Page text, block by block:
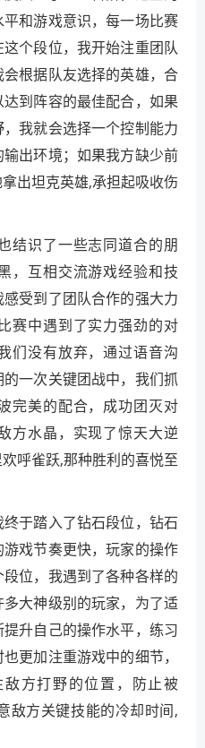
和游戏意识，每一场比赛
个段位，我开始注重团队
根据队友选择的英雄，合
到阵容的最佳配合，如果
我就会选择一个控制能力
出环境；如果我方缺少前
出坦克英雄,承担起吸收伤
结识了一些志同道合的朋
，互相交流游戏经验和技
受到了团队合作的强大力
赛中遇到了实力强劲的对
们没有放弃，通过语音沟
一次关键团战中，我们抓
完美的配合，成功团灭对
方水晶，实现了惊天大逆
呼雀跃,那种胜利的喜悦至
于踏入了钻石段位，钻石
戏节奏更快，玩家的操作
位，我遇到了各种各样的
大神级别的玩家，为了适
升自己的操作水平，练习
更加注重游戏中的细节，
方打野的位置，防止被
敌方关键技能的冷却时间,